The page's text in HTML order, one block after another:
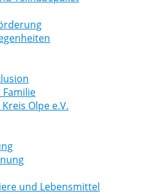
Familie
Olpe e.V.
und Lebensmittel